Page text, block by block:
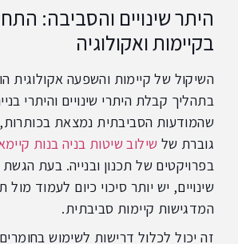
היתר שינויים והסביבה:
בקיימות ואקולוגיה
השיקול של קיימות והשפעה אקולוגית
בתהליך קבלת היתרי שינויים והיתרי
שהמודעות הסביבתית נמצאת
גוברת של שילוב שיטות בניה בנות
בפרויקטים של תכנון ובנייה. בעת
שינויים, יש יותר סיכוי כיום לעמוד מול
המדגישות קיימות סביבתית.
זה יכול לכלול דרישות לשימוש